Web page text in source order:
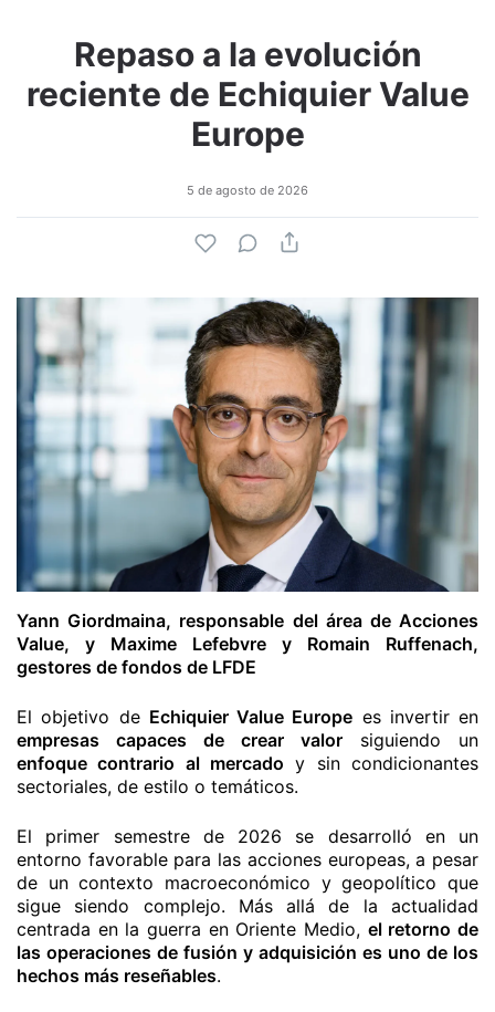
Repaso a la evolución
reciente de Echiquier Value
Europe
5 de agosto de 2026
Yann Giordmaina, responsable del área de Acciones
Value, y Maxime Lefebvre y Romain Ruffenach,
gestores de fondos de LFDE
El objetivo de Echiquier Value Europe es invertir en
empresas capaces de crear valor siguiendo un
enfoque contrario al mercado y sin condicionantes
sectoriales, de estilo o temáticos.
El primer semestre de 2026 se desarrolló en un
entorno favorable para las acciones europeas, a pesar
de un contexto macroeconómico y geopolítico que
sigue siendo complejo. Más allá de la actualidad
centrada en la guerra en Oriente Medio, el retorno de
las operaciones de fusión y adquisición es uno de los
hechos más reseñables.